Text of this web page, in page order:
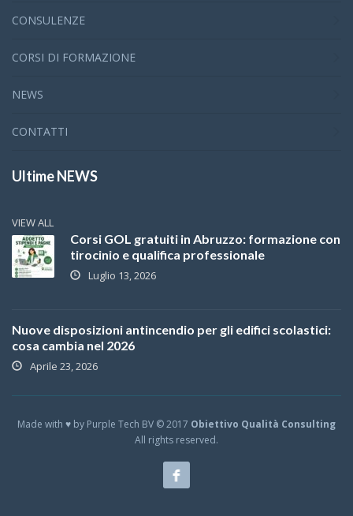
CONSULENZE
CORSI DI FORMAZIONE
NEWS
CONTATTI
Ultime NEWS
VIEW ALL
Corsi GOL gratuiti in Abruzzo: formazione con
tirocinio e qualifica professionale
Luglio 13, 2026
Nuove disposizioni antincendio per gli edifici scolastici:
cosa cambia nel 2026
Aprile 23, 2026
Made with ♥ by Purple Tech BV © 2017 Obiettivo Qualità Consulting
All rights reserved.